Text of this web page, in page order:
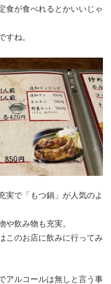
食が食べれるとかいいじゃ
すね。
実で「もつ鍋」が人気のよ
や飲み物も充実。
このお店に飲みに行ってみ
アルコールは無しと言う事